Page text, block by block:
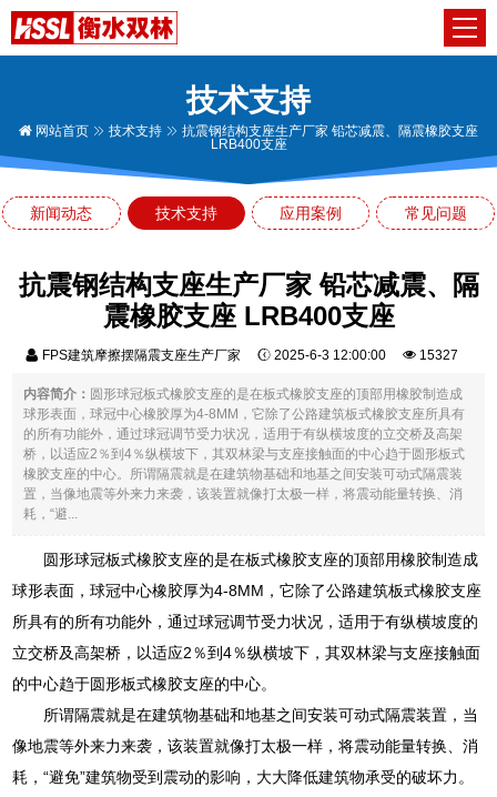
技术支持
网站首页 技术支持
抗震钢结构支座生产厂家 铅芯减震、隔震橡胶支座
LRB400支座
新闻动态 技术支持 应用案例 常见问题
抗震钢结构支座生产厂家 铅芯减震、隔
震橡胶支座 LRB400支座
FPS建筑摩擦摆隔震支座生产厂家 2025-6-3 12:00:00 15327
内容简介： 圆形球冠板式橡胶支座的是在板式橡胶支座的顶部用橡胶制造成
球形表面，球冠中心橡胶厚为4-8MM，它除了公路建筑板式橡胶支座所具有
的所有功能外，通过球冠调节受力状况，适用于有纵横坡度的立交桥及高架
桥，以适应2％到4％纵横坡下，其双林梁与支座接触面的中心趋于圆形板式
橡胶支座的中心。所谓隔震就是在建筑物基础和地基之间安装可动式隔震装
置，当像地震等外来力来袭，该装置就像打太极一样，将震动能量转换、消
耗，“避...
圆形球冠板式橡胶支座的是在板式橡胶支座的顶部用橡胶制造成
球形表面，球冠中心橡胶厚为4-8MM，它除了公路建筑板式橡胶支座
所具有的所有功能外，通过球冠调节受力状况，适用于有纵横坡度的
立交桥及高架桥，以适应2％到4％纵横坡下，其双林梁与支座接触面
的中心趋于圆形板式橡胶支座的中心。
所谓隔震就是在建筑物基础和地基之间安装可动式隔震装置，当
像地震等外来力来袭，该装置就像打太极一样，将震动能量转换、消
耗，“避免”建筑物受到震动的影响，大大降低建筑物承受的破坏力。